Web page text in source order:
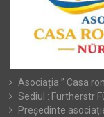
Asociația ” Casa
Sediul : Fürtherstr
Președinte